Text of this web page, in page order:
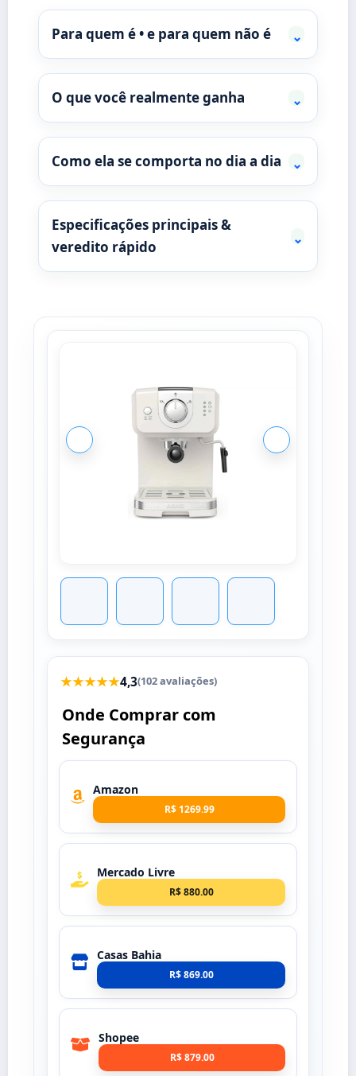
Para quem é • e para quem não é ⌄
O que você realmente ganha ⌄
Como ela se comporta no dia a dia ⌄
Especificações principais &
veredito rápido
⌄
★★★★★4,3(102 avaliações)
Onde Comprar com
Segurança
Amazon
R$ 1269.99
Mercado Livre
R$ 880.00
Casas Bahia
R$ 869.00
Shopee
R$ 879.00